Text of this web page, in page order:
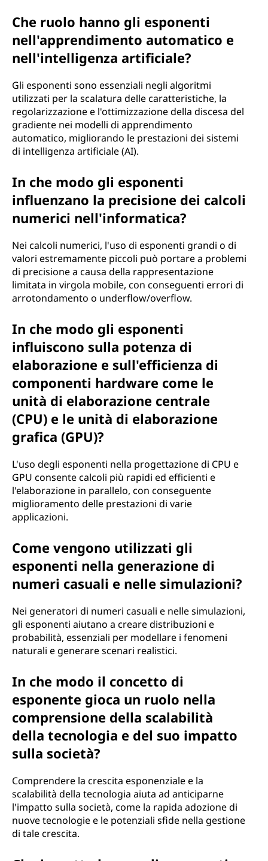
Che ruolo hanno gli esponenti
nell'apprendimento automatico e
nell'intelligenza artificiale?
Gli esponenti sono essenziali negli algoritmi
utilizzati per la scalatura delle caratteristiche, la
regolarizzazione e l'ottimizzazione della discesa del
gradiente nei modelli di apprendimento
automatico, migliorando le prestazioni dei sistemi
di intelligenza artificiale (AI).
In che modo gli esponenti
influenzano la precisione dei calcoli
numerici nell'informatica?
Nei calcoli numerici, l'uso di esponenti grandi o di
valori estremamente piccoli può portare a problemi
di precisione a causa della rappresentazione
limitata in virgola mobile, con conseguenti errori di
arrotondamento o underflow/overflow.
In che modo gli esponenti
influiscono sulla potenza di
elaborazione e sull'efficienza di
componenti hardware come le
unità di elaborazione centrale
(CPU) e le unità di elaborazione
grafica (GPU)?
L'uso degli esponenti nella progettazione di CPU e
GPU consente calcoli più rapidi ed efficienti e
l'elaborazione in parallelo, con conseguente
miglioramento delle prestazioni di varie
applicazioni.
Come vengono utilizzati gli
esponenti nella generazione di
numeri casuali e nelle simulazioni?
Nei generatori di numeri casuali e nelle simulazioni,
gli esponenti aiutano a creare distribuzioni e
probabilità, essenziali per modellare i fenomeni
naturali e generare scenari realistici.
In che modo il concetto di
esponente gioca un ruolo nella
comprensione della scalabilità
della tecnologia e del suo impatto
sulla società?
Comprendere la crescita esponenziale e la
scalabilità della tecnologia aiuta ad anticiparne
l'impatto sulla società, come la rapida adozione di
nuove tecnologie e le potenziali sfide nella gestione
di tale crescita.